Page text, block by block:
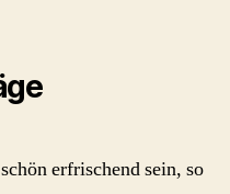
erfrischend sein, so